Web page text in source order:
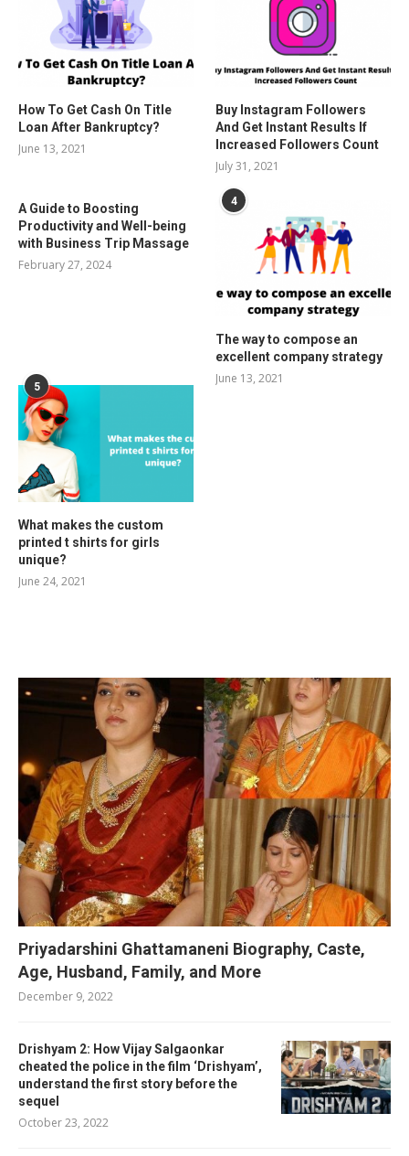
How To Get Cash On Title
Loan After Bankruptcy?
June 13, 2021
Buy Instagram Followers
And Get Instant Results If
Increased Followers Count
July 31, 2021
A Guide to Boosting
Productivity and Well-being
with Business Trip Massage
February 27, 2024
4
The way to compose an
excellent company strategy
June 13, 2021
5
What makes the custom
printed t shirts for girls
unique?
June 24, 2021
Priyadarshini Ghattamaneni Biography, Caste,
Age, Husband, Family, and More
December 9, 2022
Drishyam 2: How Vijay Salgaonkar
cheated the police in the film ‘Drishyam’,
understand the first story before the
sequel
October 23, 2022